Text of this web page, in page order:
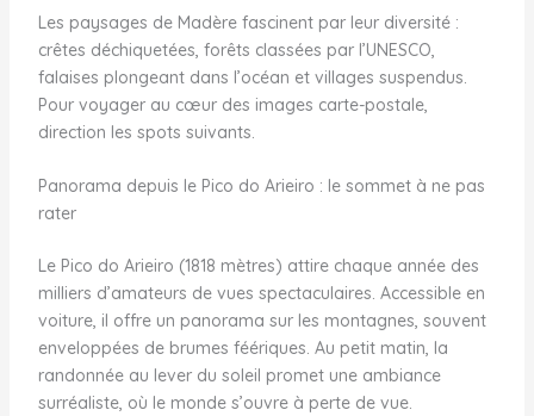
Les paysages de Madère fascinent par leur diversité :
crêtes déchiquetées, forêts classées par l’UNESCO,
falaises plongeant dans l’océan et villages suspendus.
Pour voyager au cœur des images carte-postale,
direction les spots suivants.
Panorama depuis le Pico do Arieiro : le sommet à ne pas
rater
Le Pico do Arieiro (1818 mètres) attire chaque année des
milliers d’amateurs de vues spectaculaires. Accessible en
voiture, il offre un panorama sur les montagnes, souvent
enveloppées de brumes féériques. Au petit matin, la
randonnée au lever du soleil promet une ambiance
surréaliste, où le monde s’ouvre à perte de vue.